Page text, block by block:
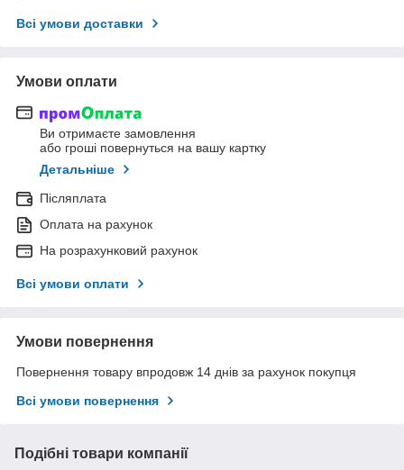
Всі умови доставки
Умови оплати
Ви отримаєте замовлення
або гроші повернуться на вашу картку
Детальніше
Післяплата
Оплата на рахунок
На розрахунковий рахунок
Всі умови оплати
Умови повернення
Повернення товару впродовж 14 днів за рахунок покупця
Всі умови повернення
Подібні товари компанії